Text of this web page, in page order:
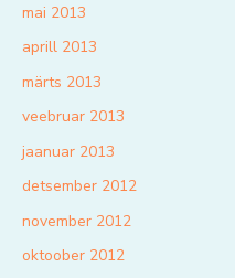
mai 2013
aprill 2013
märts 2013
veebruar 2013
jaanuar 2013
detsember 2012
november 2012
oktoober 2012